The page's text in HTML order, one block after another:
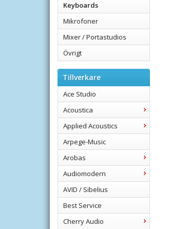
Keyboards
Mikrofoner
Mixer / Portastudios
Övrigt
Tillverkare
Ace Studio
Acoustica
Applied Acoustics
Arpege-Music
Arobas
Audiomodern
AVID / Sibelius
Best Service
Cherry Audio